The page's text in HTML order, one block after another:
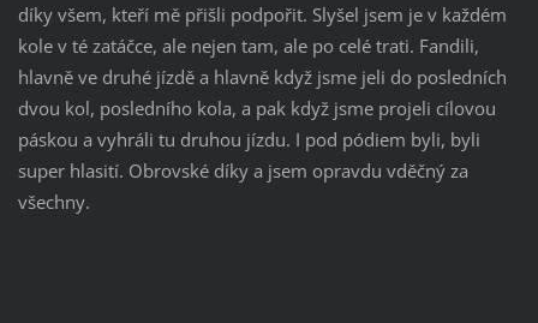
díky všem, kteří mě přišli podpořit. Slyšel jsem je v každém
kole v té zatáčce, ale nejen tam, ale po celé trati. Fandili,
hlavně ve druhé jízdě a hlavně když jsme jeli do posledních
dvou kol, posledního kola, a pak když jsme projeli cílovou
páskou a vyhráli tu druhou jízdu. I pod pódiem byli, byli
super hlasití. Obrovské díky a jsem opravdu vděčný za
všechny.